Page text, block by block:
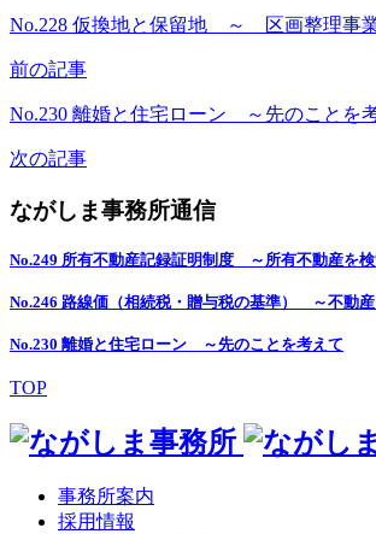
No.228 仮換地と保留地 ～ 区画整理事
前の記事
No.230 離婚と住宅ローン ～先のことを
次の記事
ながしま事務所通信
No.249 所有不動産記録証明制度 ～所有不動産を
No.246 路線価（相続税・贈与税の基準） ～不動
No.230 離婚と住宅ローン ～先のことを考えて
TOP
事務所案内
採用情報